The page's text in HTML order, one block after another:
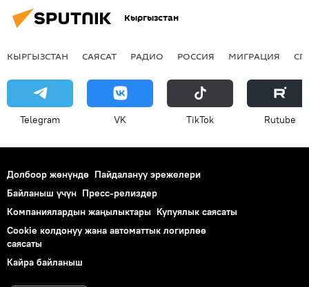
Кыргызстан
КЫРГЫЗСТАН САЯСАТ РАДИО РОССИЯ МИГРАЦИЯ
Telegram VK ТikТоk Rutube
Долбоор жөнүндө Пайдалануу эрежелери
Байланыш үчүн Пресс-релиздер
Компаниялардын жаңылыктары Купуялык саясаты
Cookie колдонуу жана автоматтык логирлөө
саясаты
Кайра байланыш